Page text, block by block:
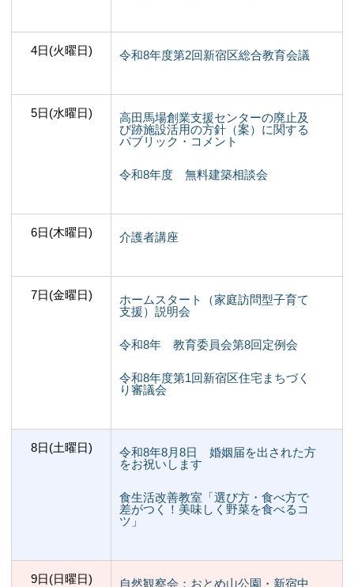
4日(火曜日) 令和8年度第2回新宿区総合教育会議
5日(水曜日)
高田馬場創業支援センターの廃止及
び跡施設活用の方針（案）に関する
パブリック・コメント
令和8年度 無料建築相談会
6日(木曜日) 介護者講座
7日(金曜日)
ホームスタート（家庭訪問型子育て
支援）説明会
令和8年 教育委員会第8回定例会
令和8年度第1回新宿区住宅まちづく
り審議会
8日(土曜日)
令和8年8月8日 婚姻届を出された方
をお祝いします
食生活改善教室「選び方・食べ方で
差がつく！美味しく野菜を食べるコ
ツ」
9日(日曜日) 自然観察会：おとめ山公園・新宿中